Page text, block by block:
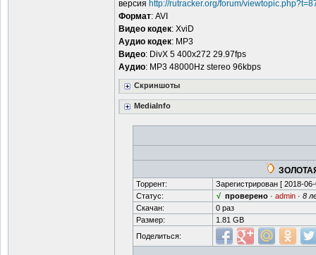
версия http://rutracker.org/forum/
Формат: AVI
Видео кодек: XviD
Аудио кодек: MP3
Видео: DivX 5 400x272 29.97fps
Аудио: MP3 48000Hz stereo 96kbps
Скриншоты
MediaInfo
Торрент: Зарегистрирован [ 2018-
Статус:
√ проверено · admin · 8
Скачан:
0 раз
Размер:
1.81 GB
Поделиться: